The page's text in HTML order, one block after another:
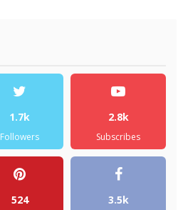
1.7k
Followers
2.8k
Subscribes
524 3.5k